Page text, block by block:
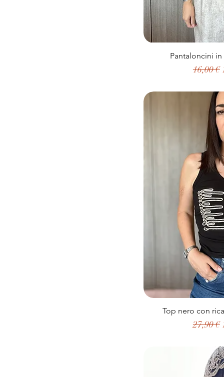
Pantaloncini
Prezzo
16,00 €
Top nero con
Prezzo
27,90 €